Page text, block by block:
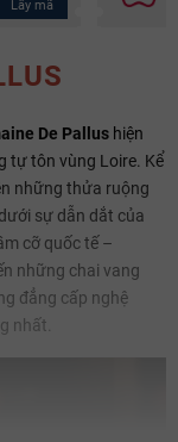
Lấy mã
De Pallus hiện
tự tôn vùng Loire. Kể
những thửa ruộng
sự dẫn dắt của
cỡ quốc tế –
những chai vang
đẳng cấp nghệ
nhất.